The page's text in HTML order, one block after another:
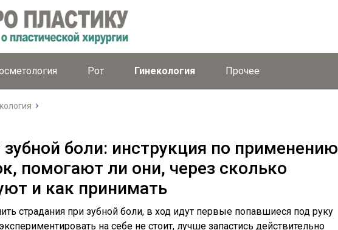
Рот Гинекология Прочее
зубной боли: инструкция по применению
помогают ли они, через сколько
и как принимать
страдания при зубной боли, в ход идут первые попавшиеся под руку
на себе не стоит, лучше запастись действительно